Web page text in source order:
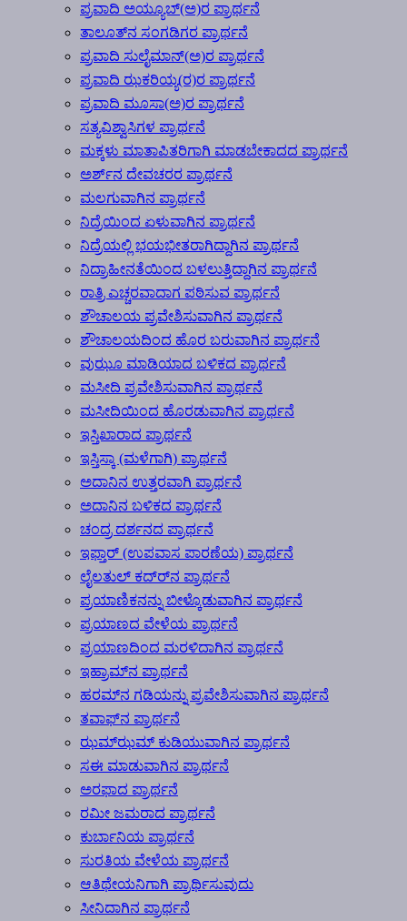
ಪ್ರವಾದಿ ಅಯ್ಯೂಬ್(ಅ)ರ ಪ್ರಾರ್ಥನೆ
ತಾಲೂತ್‍ನ ಸಂಗಡಿಗರ ಪ್ರಾರ್ಥನೆ
ಪ್ರವಾದಿ ಸುಲೈಮಾನ್(ಅ)ರ ಪ್ರಾರ್ಥನೆ
ಪ್ರವಾದಿ ಝಕರಿಯ್ಯ(ರ)ರ ಪ್ರಾರ್ಥನೆ
ಪ್ರವಾದಿ ಮೂಸಾ(ಅ)ರ ಪ್ರಾರ್ಥನೆ
ಸತ್ಯವಿಶ್ವಾಸಿಗಳ ಪ್ರಾರ್ಥನೆ
ಮಕ್ಕಳು ಮಾತಾಪಿತರಿಗಾಗಿ ಮಾಡಬೇಕಾದದ ಪ್ರಾರ್ಥನೆ
ಅರ್ಶ್‍ನ ದೇವಚರರ ಪ್ರಾರ್ಥನೆ
ಮಲಗುವಾಗಿನ ಪ್ರಾರ್ಥನೆ
ನಿದ್ರೆಯಿಂದ ಏಳುವಾಗಿನ ಪ್ರಾರ್ಥನೆ
ನಿದ್ರೆಯಲ್ಲಿ ಭಯಭೀತರಾಗಿದ್ದಾಗಿನ ಪ್ರಾರ್ಥನೆ
ನಿದ್ರಾಹೀನತೆಯಿಂದ ಬಳಲುತ್ತಿದ್ದಾಗಿನ ಪ್ರಾರ್ಥನೆ
ರಾತ್ರಿ ಎಚ್ಚರವಾದಾಗ ಪಠಿಸುವ ಪ್ರಾರ್ಥನೆ
ಶೌಚಾಲಯ ಪ್ರವೇಶಿಸುವಾಗಿನ ಪ್ರಾರ್ಥನೆ
ಶೌಚಾಲಯದಿಂದ ಹೊರ ಬರುವಾಗಿನ ಪ್ರಾರ್ಥನೆ
ವುಝೂ ಮಾಡಿಯಾದ ಬಳಿಕದ ಪ್ರಾರ್ಥನೆ
ಮಸೀದಿ ಪ್ರವೇಶಿಸುವಾಗಿನ ಪ್ರಾರ್ಥನೆ
ಮಸೀದಿಯಿಂದ ಹೊರಡುವಾಗಿನ ಪ್ರಾರ್ಥನೆ
ಇಸ್ತಿಖಾರಾದ ಪ್ರಾರ್ಥನೆ
ಇಸ್ತಿಸ್ಕಾ (ಮಳೆಗಾಗಿ) ಪ್ರಾರ್ಥನೆ
ಅದಾನಿನ ಉತ್ತರವಾಗಿ ಪ್ರಾರ್ಥನೆ
ಅದಾನಿನ ಬಳಿಕದ ಪ್ರಾರ್ಥನೆ
ಚಂದ್ರ ದರ್ಶನದ ಪ್ರಾರ್ಥನೆ
ಇಫ್ತಾರ್ (ಉಪವಾಸ ಪಾರಣೆಯ) ಪ್ರಾರ್ಥನೆ
ಲೈಲತುಲ್ ಕದ್ರ್‍ನ ಪ್ರಾರ್ಥನೆ
ಪ್ರಯಾಣಿಕನನ್ನು ಬೀಳ್ಕೊಡುವಾಗಿನ ಪ್ರಾರ್ಥನೆ
ಪ್ರಯಾಣದ ವೇಳೆಯ ಪ್ರಾರ್ಥನೆ
ಪ್ರಯಾಣದಿಂದ ಮರಳಿದಾಗಿನ ಪ್ರಾರ್ಥನೆ
ಇಹ್ರಾಮ್‍ನ ಪ್ರಾರ್ಥನೆ
ಹರಮ್‍ನ ಗಡಿಯನ್ನು ಪ್ರವೇಶಿಸುವಾಗಿನ ಪ್ರಾರ್ಥನೆ
ತವಾಫ್‍ನ ಪ್ರಾರ್ಥನೆ
ಝಮ್‍ಝಮ್ ಕುಡಿಯುವಾಗಿನ ಪ್ರಾರ್ಥನೆ
ಸಈ ಮಾಡುವಾಗಿನ ಪ್ರಾರ್ಥನೆ
ಅರಫಾದ ಪ್ರಾರ್ಥನೆ
ರಮೀ ಜಮರಾದ ಪ್ರಾರ್ಥನೆ
ಕುರ್ಬಾನಿಯ ಪ್ರಾರ್ಥನೆ
ಸುರತಿಯ ವೇಳೆಯ ಪ್ರಾರ್ಥನೆ
ಆತಿಥೇಯನಿಗಾಗಿ ಪ್ರಾರ್ಥಿಸುವುದು
ಸೀನಿದಾಗಿನ ಪ್ರಾರ್ಥನೆ